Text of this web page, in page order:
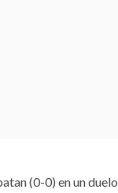
(0-0) en un